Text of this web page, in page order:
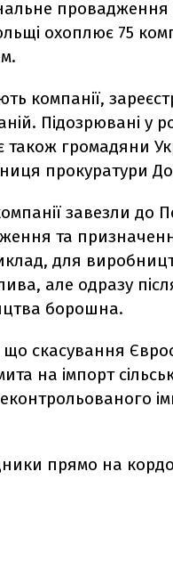
провадження
охоплює 75
компанії,
Підозрювані у
також громадяни
прокуратури
завезли до
та
для
але одразу
борошна.
скасування
на імпорт
прямо на